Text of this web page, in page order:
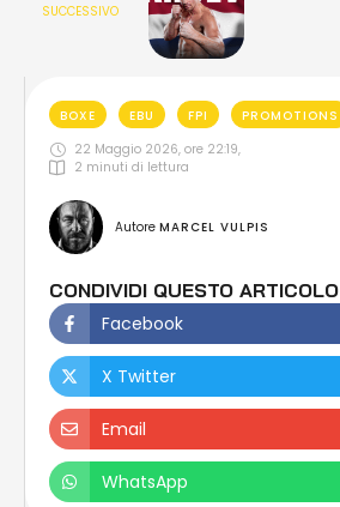
SUCCESSIVO
BOXE EBU FPI
PROMOTIONS
22 Maggio 2026, ore 22:19,
2 minuti di lettura
Autore MARCEL VULPIS
CONDIVIDI QUESTO ARTICOLO
Facebook
X Twitter
Email
WhatsApp